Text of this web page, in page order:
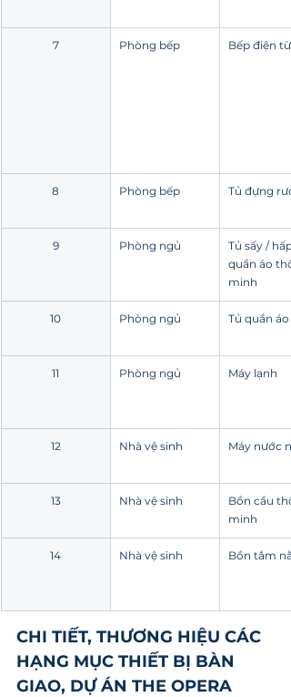
7 Phòng bếp Bếp điện từ
8 Phòng bếp Tủ đựng
9 Phòng ngủ
Tủ sấy / hấp
quần áo
minh
10 Phòng ngủ Tủ quần áo
11 Phòng ngủ Máy lạnh
12 Nhà vệ sinh Máy nước
13 Nhà vệ sinh
Bồn cầu
minh
14 Nhà vệ sinh Bồn tắm
CHI TIẾT, THƯƠNG HIỆU CÁC
HẠNG MỤC THIẾT BỊ BÀN
GIAO, DỰ ÁN THE OPERA